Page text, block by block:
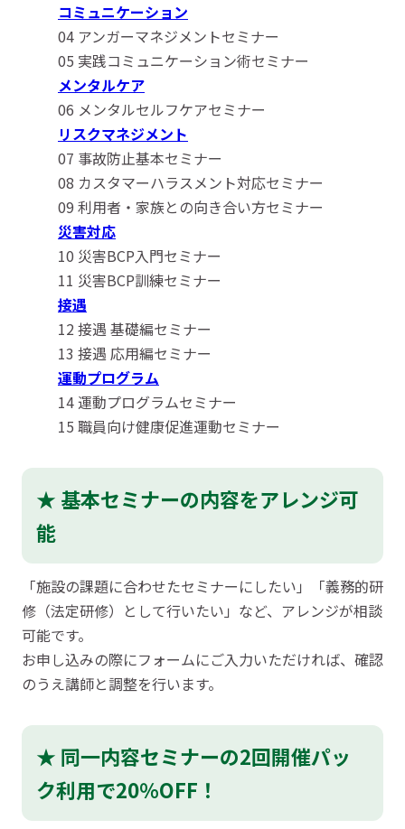
コミュニケーション
04 アンガーマネジメントセミナー
05 実践コミュニケーション術セミナー
メンタルケア
06 メンタルセルフケアセミナー
リスクマネジメント
07 事故防止基本セミナー
08 カスタマーハラスメント対応セミナー
09 利用者・家族との向き合い方セミナー
災害対応
10 災害BCP入門セミナー
11 災害BCP訓練セミナー
接遇
12 接遇 基礎編セミナー
13 接遇 応用編セミナー
運動プログラム
14 運動プログラムセミナー
15 職員向け健康促進運動セミナー
★ 基本セミナーの内容をアレンジ可
能
「施設の課題に合わせたセミナーにしたい」「義務的研
修（法定研修）として行いたい」など、アレンジが相談
可能です。
お申し込みの際にフォームにご入力いただければ、確認
のうえ講師と調整を行います。
★ 同一内容セミナーの2回開催パッ
ク利用で20％OFF！